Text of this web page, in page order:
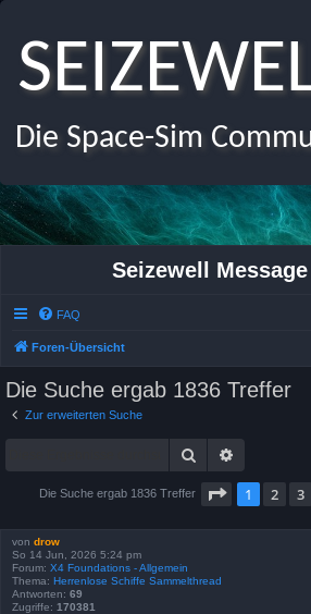
Die Space-Sim
Seizewell Message
FAQ
Foren-Übersicht
Die Suche ergab 1836 Treffer
Zur erweiterten Suche
Suche
Die Suche ergab 1836 Treffer Seite 1von
1 2 3
von drow
So 14 Jun, 2026 5:24 pm
Forum: X4 Foundations - Allgemein
Thema: Herrenlose Schiffe Sammelthread
Antworten: 69
Zugriffe: 170381